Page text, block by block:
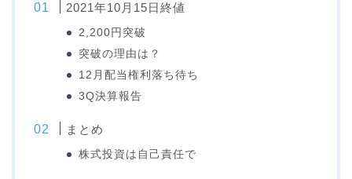
2021年10月15日終値
2,200円突破
突破の理由は？
12月配当権利落ち待ち
3Q決算報告
まとめ
株式投資は自己責任で